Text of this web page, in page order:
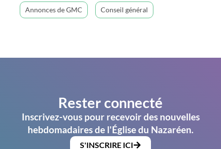
Annonces de GMC Conseil général
Rester connecté
Inscrivez-vous pour recevoir des nouvelles
hebdomadaires de l'Église du Nazaréen.
S'INSCRIRE ICI